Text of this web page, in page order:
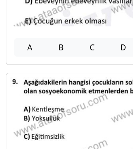
A B C D